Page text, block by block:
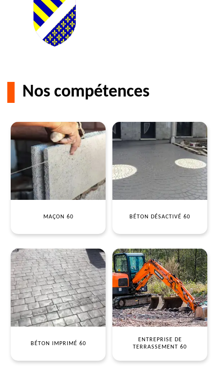
Nos compétences
MAÇON 60 BÉTON DÉSACTIVÉ 60
BÉTON IMPRIMÉ 60
ENTREPRISE DE
TERRASSEMENT 60